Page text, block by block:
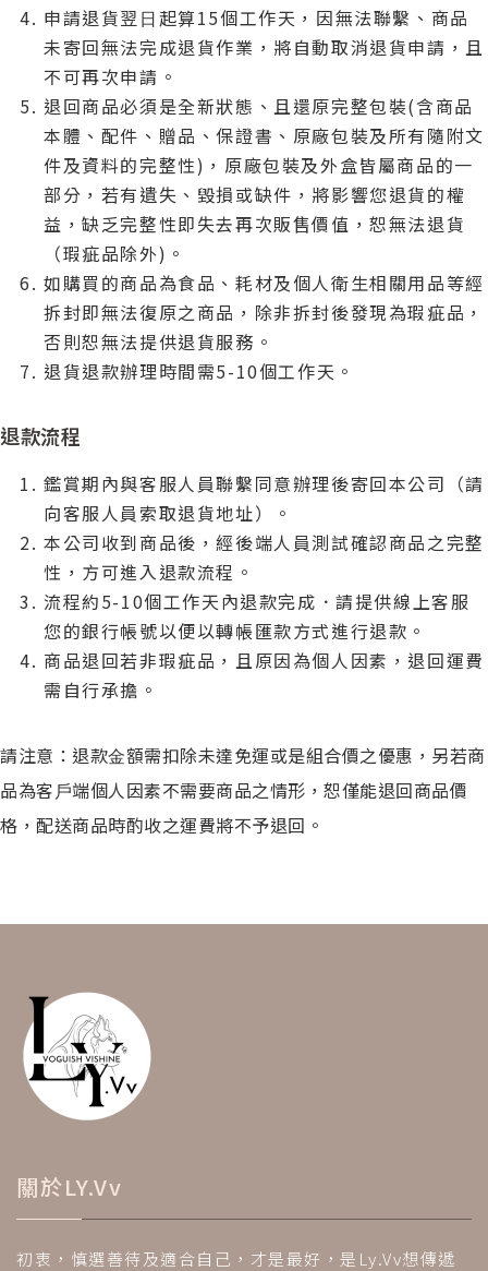
申請退貨翌⽇起算15個⼯作天，因無法聯繫、商品
未寄回無法完成退貨作業，將⾃動取消退貨申請，且
不可再次申請。
退回商品必須是全新狀態、且還原完整包裝(含商品
本體、配件、贈品、保證書、原廠包裝及所有隨附⽂
件及資料的完整性)，原廠包裝及外盒皆屬商品的⼀
部分，若有遺失、毀損或缺件，將影響您退貨的權
益，缺乏完整性即失去再次販售價值，恕無法退貨
（瑕疵品除外)。
如購買的商品為食品、耗材及個⼈衛⽣相關⽤品等經
拆封即無法復原之商品，除非拆封後發現為瑕疵品，
否則恕無法提供退貨服務。
退貨退款辦理時間需5-10個⼯作天。
退款流程
鑑賞期內與客服⼈員聯繫同意辦理後寄回本公司（請
向客服⼈員索取退貨地址）。
本公司收到商品後，經後端⼈員測試確認商品之完整
性，⽅可進入退款流程。
流程約5-10個⼯作天內退款完成．請提供線上客服
您的銀⾏帳號以便以轉帳匯款⽅式進⾏退款。
商品退回若非瑕疵品，且原因為個⼈因素，退回運費
需⾃⾏承擔。
請注意：退款⾦額需扣除未達免運或是組合價之優惠，另若商
品為客⼾端個⼈因素不需要商品之情形，恕僅能退回商品價
格，配送商品時酌收之運費將不予退回。
關於LY.Vv
初衷，慎選善待及適合自己，才是最好，是Ly.Vv想傳遞